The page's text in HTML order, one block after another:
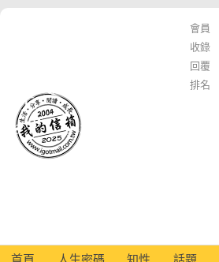
會員
收錄
回覆
排名
首頁 人生密碼 知性 話題